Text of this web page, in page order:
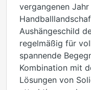
vergangenen
Aushängeschild
regelmäßig für
spannende
Kombination mit
Lösungen von